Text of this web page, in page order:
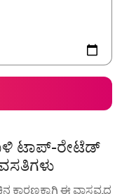
ಟಾಪ್-ರೇಟೆಡ್
ಕಾರಣಕ್ಕಾಗಿ ಈ ವಾಸ್ತವ್ಯದ